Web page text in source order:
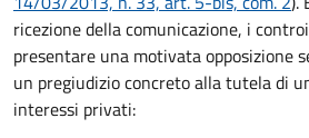
ricezione della comunicazione, i
presentare una motivata opposizione
un pregiudizio concreto alla tutela di
interessi privati: